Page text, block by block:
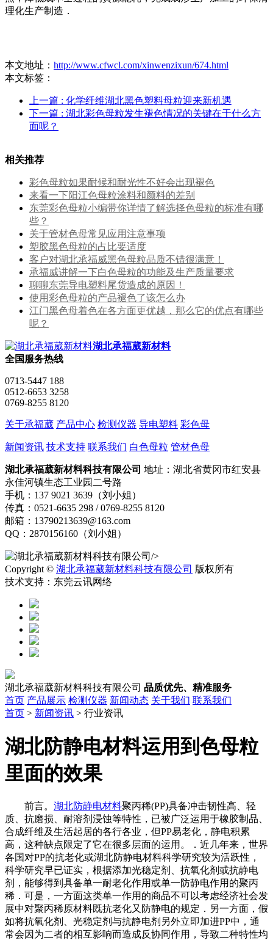
理化生产制造．
本文地址： http://www.cfwcl.com/xinwenzixun/674.html
本文标签：
上一篇 : 化学纤维湖北黑色塑料母粒迎来新机遇
下一篇 : 湖北彩色母粒发生褪色情况的关键在于什么方
面呢？
相关推荐
彩色母粒如果耐候和耐光性不好会出现褪色
来看一下阳江色母粒涂料和颜料的差别
东莞彩色母粒小编带你详情了解选择色母粒的标准有哪
些？
关于管材色母常见应用注意事项
塑胶黑色母粒的占比要适度
客户对湖北承福威黑色母粒品质不错很满意！
承福威讲解一下白色母粒的功能及生产质量要求
聊聊东莞导电塑料尾货造成的原因！
使用彩色母粒的产品褪色了该怎么办
江门黑色母着色在各方面更优越，那么它的优点有哪些
呢？
湖北承福葳新材料
全国服务热线
0713-5447 188
0512-6653 3258
0769-8255 8120
关于承福葳 产品中心 检测仪器 导电塑料 彩色母
新闻资讯 技术支持 联系我们 白色母粒 管材色母
湖北承福葳新材料科技有限公司 地址：湖北省黄冈市红安县
永佳河镇生态工业园二号路
手机：137 9021 3639（刘小姐）
传真：0521-6635 298 / 0769-8255 8120
邮箱：13790213639@163.com
QQ：2870156160（刘小姐）
/>
Copyright © 湖北承福葳新材料科技有限公司 版权所有
技术支持：东莞云讯网络
湖北承福葳新材料科技有限公司 品质优先、精准服务
首页 产品展示 检测仪器 新闻动态 关于我们 联系我们
首页 > 新闻资讯 > 行业资讯
湖北防静电材料运用到色母粒
里面的效果
前言。 湖北防静电材料聚丙稀(PP)具备冲击韧性高、轻
质、抗磨损、耐溶剂浸蚀等特性，已被广泛运用于橡胶制品、
合成纤维及生活起居的各行各业，但PP易老化，静电积累
高，这种缺点限定了它在很多层面的运用。．近几年来，世界
各国对PP的抗老化或湖北防静电材料科学研究较为活跃性，
科学研究早已证实，根据添加光稳定剂、抗氧化剂或抗静电
剂，能够得到具备单一耐老化作用或单一防静电作用的聚丙
稀．可是，一方面这类单一作用的商品不可以考虑经济社会发
展中对聚丙稀原材料既抗老化又防静电的规定．另一方面，假
如将抗氧化剂、光稳定剂与抗静电剂另外立即加进PP中，通
常会因为二者的相互影响而造成反协同作用，导致二种特性均